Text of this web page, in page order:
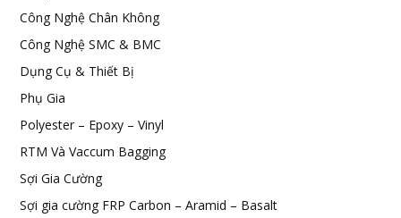
Công Nghệ Chân Không
Công Nghệ SMC & BMC
Dụng Cụ & Thiết Bị
Phụ Gia
Polyester – Epoxy – Vinyl
RTM Và Vaccum Bagging
Sợi Gia Cường
Sợi gia cường FRP Carbon – Aramid – Basalt